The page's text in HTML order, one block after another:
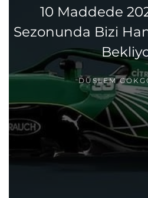
10 Maddede
Sezonunda Bizi
DÜŞLEM